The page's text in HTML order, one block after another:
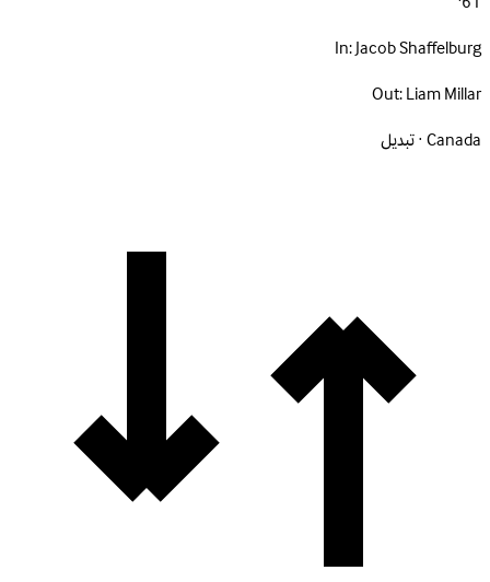
In:Jacob Shaffelburg
Out:Liam Millar
Canada · تبديل